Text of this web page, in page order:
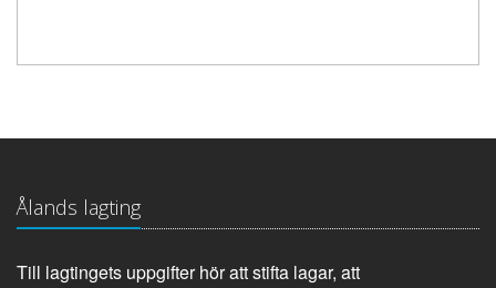
Ålands lagting
Till lagtingets uppgifter hör att stifta lagar, att